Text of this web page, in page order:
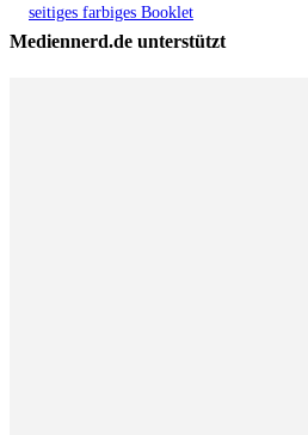
seitiges farbiges Booklet
Mediennerd.de unterstützt